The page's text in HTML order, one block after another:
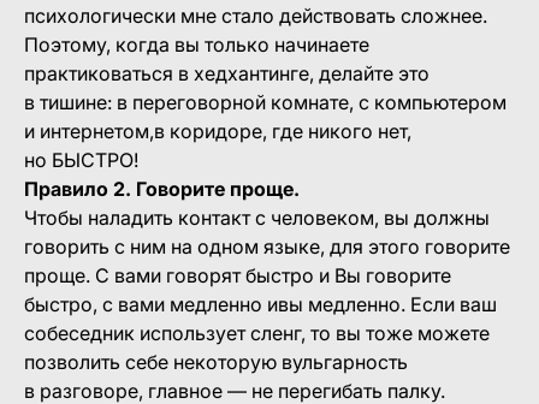
психологически мне стало действовать сложнее.
Поэтому, когда вы только начинаете
практиковаться в хедхантинге, делайте это
в тишине: в переговорной комнате, с компьютером
и интернетом,в коридоре, где никого нет,
но БЫСТРО!
Правило 2. Говорите проще.
Чтобы наладить контакт с человеком, вы должны
говорить с ним на одном языке, для этого говорите
проще. С вами говорят быстро и Вы говорите
быстро, с вами медленно ивы медленно. Если ваш
собеседник использует сленг, то вы тоже можете
позволить себе некоторую вульгарность
в разговоре, главное — не перегибать палку.